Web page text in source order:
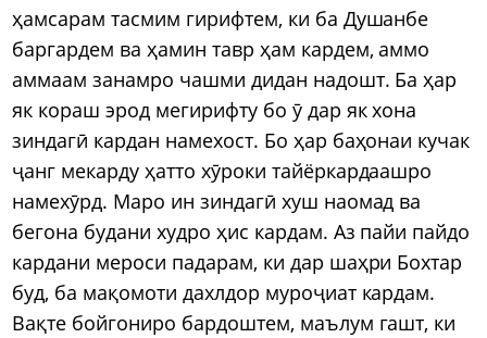
ҳамсарам тасмим гирифтем, ки ба Душанбе
баргардем ва ҳамин тавр ҳам кардем, аммо
аммаам занамро чашми дидан надошт. Ба ҳар
як кораш эрод мегирифту бо ӯ дар як хона
зиндагӣ кардан намехост. Бо ҳар баҳонаи кучак
ҷанг мекарду ҳатто хӯроки тайёркардаашро
намехӯрд. Маро ин зиндагӣ хуш наомад ва
бегона будани худро ҳис кардам. Аз пайи пайдо
кардани мероси падарам, ки дар шаҳри Бохтар
буд, ба мақомоти дахлдор муроҷиат кардам.
Вақте бойгониро бардоштем, маълум гашт, ки